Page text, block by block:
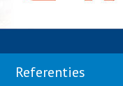
Referenties